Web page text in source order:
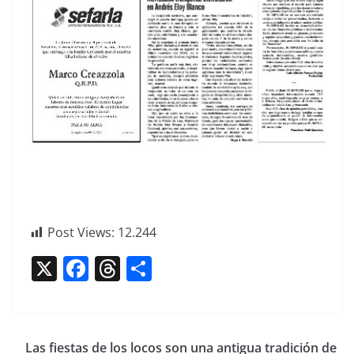
Post Views: 12.244
X F
e
T
a p
Las fiestas de los locos son una antigua tradición de